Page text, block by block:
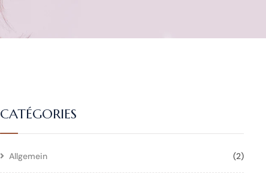
CATÉGORIES
Allgemein (2)